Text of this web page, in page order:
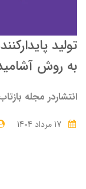
تولید
به روش
انتشاردر مجله بازتاب تات